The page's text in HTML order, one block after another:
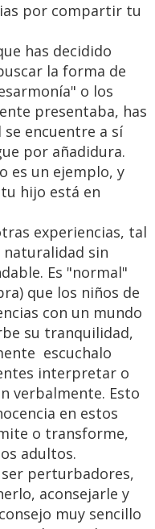
por compartir tu
has decidido
la forma de
o los
presentaba, has
se encuentre a sí
por añadidura.
es un ejemplo, y
hijo está en
experiencias, tal
sin
Es "normal"
que los niños de
con un mundo
su tranquilidad,
escuchalo
interpretar o
verbalmente. Esto
en estos
o transforme,
adultos.
perturbadores,
aconsejarle y
muy sencillo